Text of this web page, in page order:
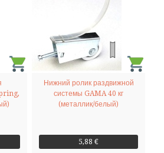
Нижний ролик раздвижной
системы GAMA 40 кг
(металлик/белый)
5,88 €